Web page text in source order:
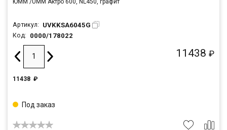
ЮММ /UMM Актро 600, NL450, графит
Артикул: UVKKSA6045G
Код: 0000/178022
11438 ₽
11438 ₽
Под заказ